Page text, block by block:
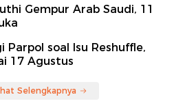
Gempur Arab Saudi, 11
Parpol soal Isu Reshuffle,
17 Agustus
Selengkapnya